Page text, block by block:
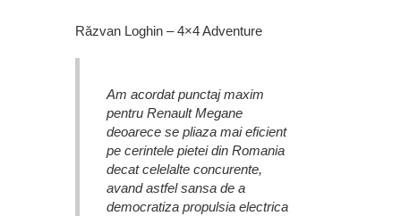
Răzvan Loghin – 4×4 Adventure
Am acordat punctaj maxim
pentru Renault Megane
deoarece se pliaza mai eficient
pe cerintele pietei din Romania
decat celelalte concurente,
avand astfel sansa de a
democratiza propulsia electrica